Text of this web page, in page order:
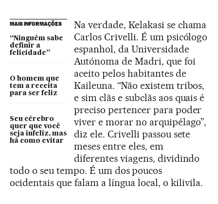
MAIS INFORMAÇÕES
“Ninguém sabe
definir a
felicidade”
O homem que
tem a receita
para ser feliz
Seu cérebro
quer que você
seja infeliz, mas
há como evitar
Na verdade, Kelakasi se chama
Carlos Crivelli. É um psicólogo
espanhol, da Universidade
Autónoma de Madri, que foi
aceito pelos habitantes de
Kaileuna. “Não existem tribos,
e sim clãs e subclãs aos quais é
preciso pertencer para poder
viver e morar no arquipélago”,
diz ele. Crivelli passou sete
meses entre eles, em
diferentes viagens, dividindo
todo o seu tempo. É um dos poucos
ocidentais que falam a língua local, o kilivila.